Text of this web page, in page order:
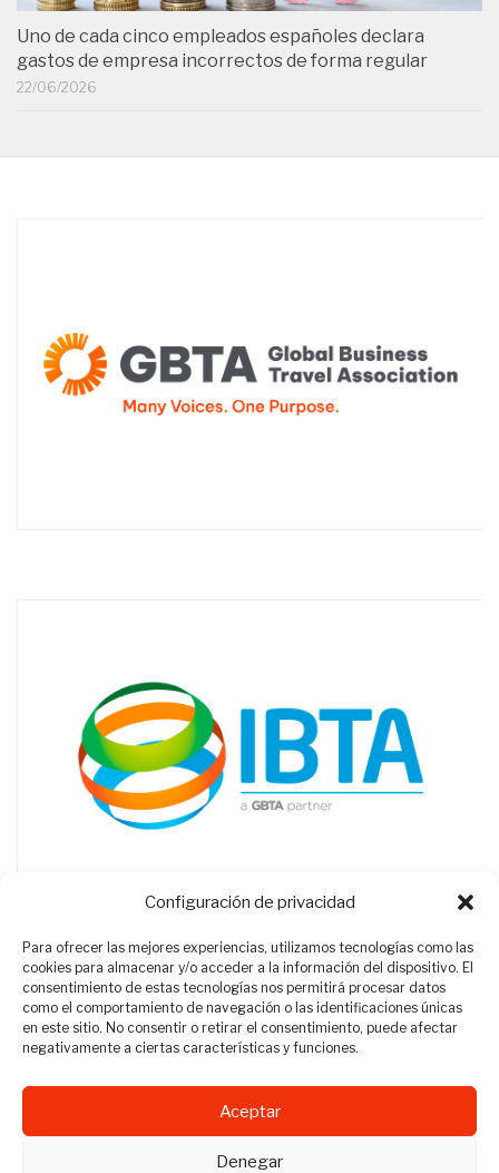
Configuración de privacidad
Para ofrecer las mejores experiencias, utilizamos tecnologías como las
cookies para almacenar y/o acceder a la información del dispositivo. El
consentimiento de estas tecnologías nos permitirá procesar datos
como el comportamiento de navegación o las identificaciones únicas
en este sitio. No consentir o retirar el consentimiento, puede afectar
negativamente a ciertas características y funciones.
Aceptar
Denegar
Uno de cada cinco empleados españoles declara
gastos de empresa incorrectos de forma regular
22/06/2026
Revista Travel Manager © 2012 - 2026